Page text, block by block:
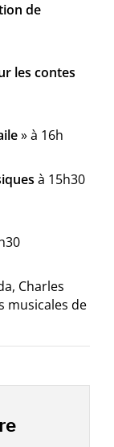
de
les contes
» à 16h
à 15h30
Charles
musicales de